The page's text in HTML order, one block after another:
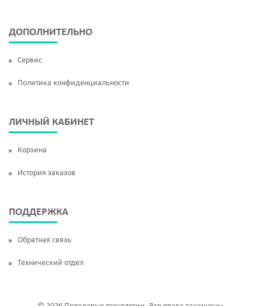
ДОПОЛНИТЕЛЬНО
Сервис
Политика конфиденциальности
ЛИЧНЫЙ КАБИНЕТ
Корзина
История заказов
ПОДДЕРЖКА
Обратная связь
Технический отдел